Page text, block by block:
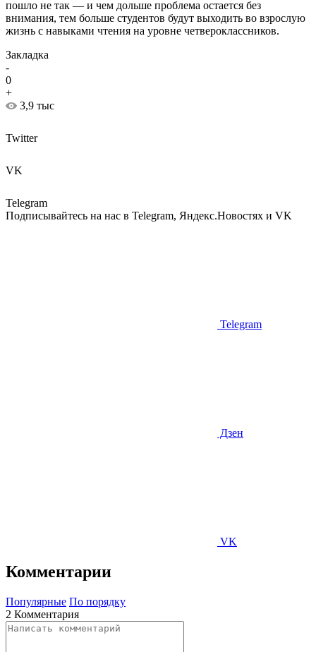
пошло не так — и чем дольше проблема остается без
внимания, тем больше студентов будут выходить во взрослую
жизнь с навыками чтения на уровне четвероклассников.
Закладка
-
0
+
3,9 тыс
Twitter
VK
Telegram
Подписывайтесь на нас в Telegram, Яндекс.Новостях и VK
Telegram
Дзен
VK
Комментарии
Популярные По порядку
2 Комментария